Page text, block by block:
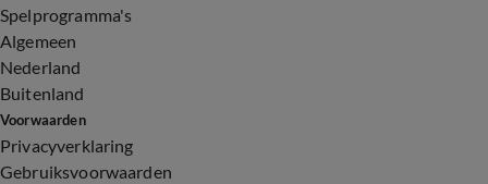
Spelprogramma's
Algemeen
Nederland
Buitenland
Voorwaarden
Privacyverklaring
Gebruiksvoorwaarden